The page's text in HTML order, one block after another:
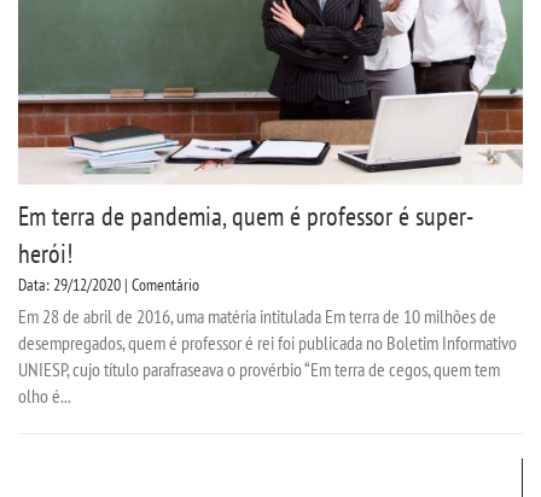
Em terra de pandemia, quem é professor é super-
herói!
Data: 29/12/2020 | Comentário
Em 28 de abril de 2016, uma matéria intitulada Em terra de 10 milhões de
desempregados, quem é professor é rei foi publicada no Boletim Informativo
UNIESP, cujo título parafraseava o provérbio “Em terra de cegos, quem tem
olho é...